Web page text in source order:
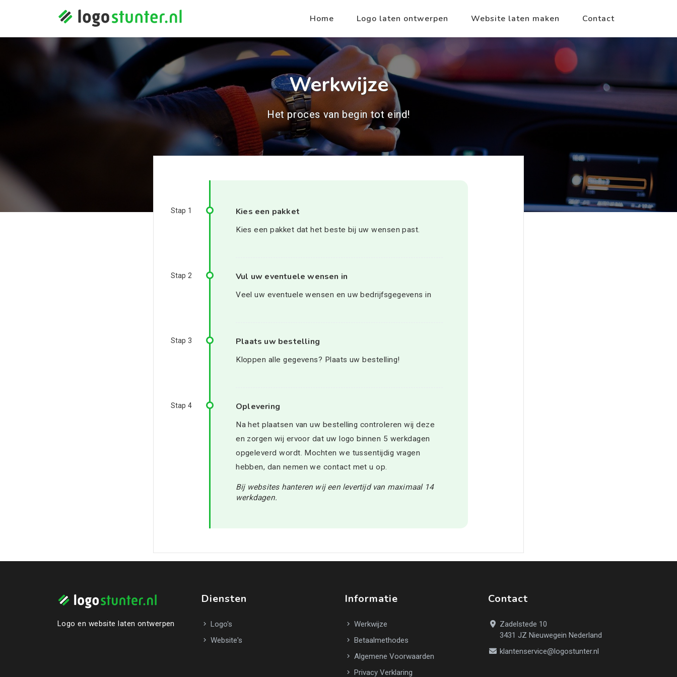
Home Logo laten ontwerpen Website laten maken Contact
Werkwijze
Het proces van begin tot eind!
Kies een pakket
Kies een pakket dat het beste bij uw wensen past.
Vul uw eventuele wensen in
Veel uw eventuele wensen en uw bedrijfsgegevens in
Plaats uw bestelling
Kloppen alle gegevens? Plaats uw bestelling!
Oplevering
Na het plaatsen van uw bestelling controleren wij deze
en zorgen wij ervoor dat uw logo binnen 5 werkdagen
opgeleverd wordt. Mochten we tussentijdig vragen
hebben, dan nemen we contact met u op.
Bij websites hanteren wij een levertijd van maximaal 14
werkdagen.
Logo en website laten ontwerpen
Diensten
Logo's
Website's
Informatie
Werkwijze
Betaalmethodes
Algemene Voorwaarden
Privacy Verklaring
Contact
Zadelstede 10
3431 JZ Nieuwegein Nederland
klantenservice@logostunter.nl